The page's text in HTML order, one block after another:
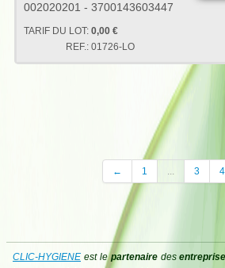
002020201 - 3700143603447
TARIF DU LOT: 0,00 €
REF.: 01726-LO
← 1 ... 3 4
CLIC-HYGIENE est lepartenairedes